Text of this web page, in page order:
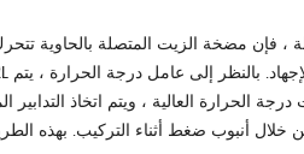
، فإن مضخة الزيت المتصلة
الحرارة العالية ، ويتم اتخاذ